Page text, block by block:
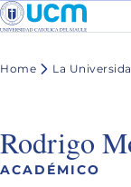
Home La
Rodrigo
ACADÉMICO